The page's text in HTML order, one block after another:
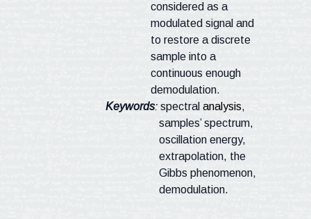
considered as a
modulated signal and
to restore a discrete
sample into a
continuous enough
demodulation.
Keywords:spectralanalysis,
samples’ spectrum,
oscillation energy,
extrapolation, the
Gibbs phenomenon,
demodulation.